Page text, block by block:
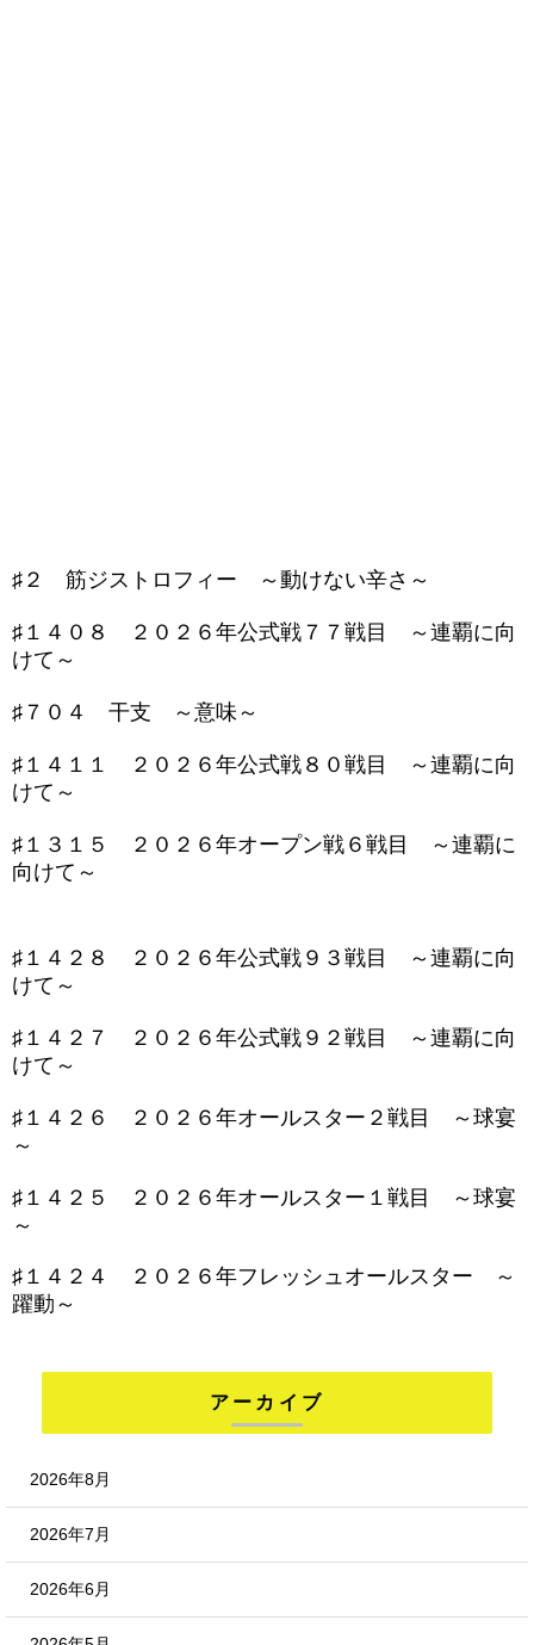
♯２ 筋ジストロフィー ～動けない辛さ～
♯１４０８ ２０２６年公式戦７７戦目 ～連覇に向
けて～
♯７０４ 干支 ～意味～
♯１４１１ ２０２６年公式戦８０戦目 ～連覇に向
けて～
♯１３１５ ２０２６年オープン戦６戦目 ～連覇に
向けて～
♯１４２８ ２０２６年公式戦９３戦目 ～連覇に向
けて～
♯１４２７ ２０２６年公式戦９２戦目 ～連覇に向
けて～
♯１４２６ ２０２６年オールスター２戦目 ～球宴
～
♯１４２５ ２０２６年オールスター１戦目 ～球宴
～
♯１４２４ ２０２６年フレッシュオールスター ～
躍動～
アーカイブ
2026年8月
2026年7月
2026年6月